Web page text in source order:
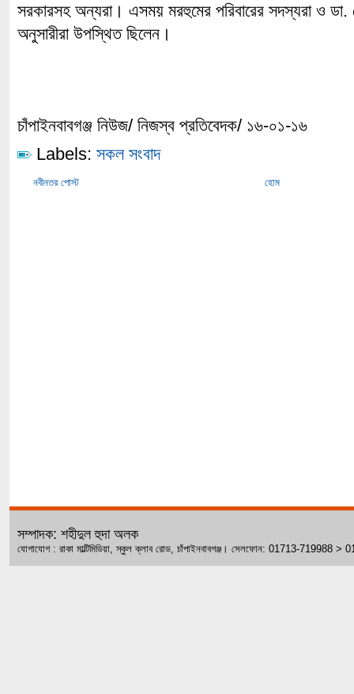
সরকারসহ অন্যরা। এসময় মরহুমের পরিবারের সদস্যরা ও ডা.
অনুসারীরা উপস্থিত ছিলেন।
চাঁপাইনবাবগঞ্জ নিউজ/ নিজস্ব প্রতিবেদক/ ১৬-০১-১৬
Labels: সকল সংবাদ
নবীনতর পোস্ট হোম
সম্পাদক: শহীদুল হুদা অলক
যোগাযোগ : রাকা মাল্টিমিডিয়া, স্কুল ক্লাব রোড, চাঁপাইনবাবগঞ্জ। সেলফোন: 01713-